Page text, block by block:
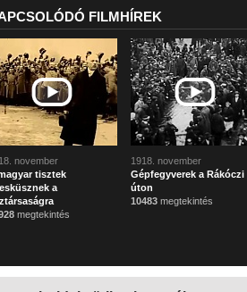
FILMHÍREK
november
tisztek
a
megtekintés
1918. november
Gépfegyverek a Rákóczi
úton
10483megtekintés